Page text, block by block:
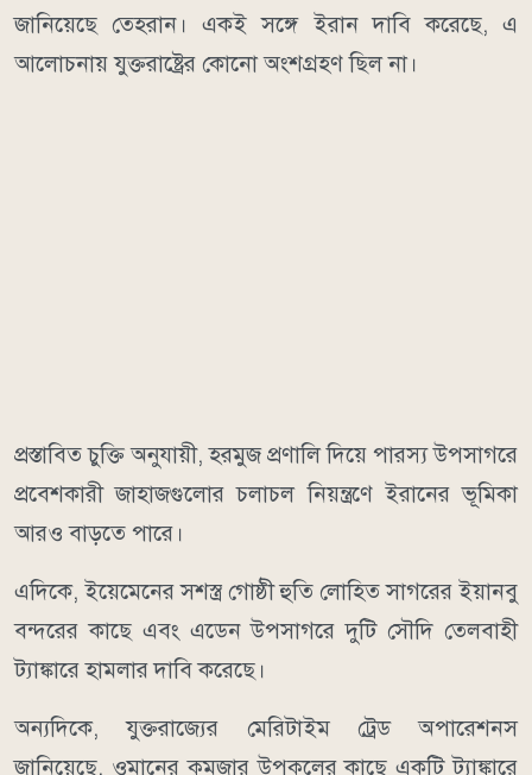
জানিয়েছে তেহরান। একই সঙ্গে ইরান দাবি করেছে, এ
আলোচনায় যুক্তরাষ্ট্রের কোনো অংশগ্রহণ ছিল না।
প্রস্তাবিত চুক্তি অনুযায়ী, হরমুজ প্রণালি দিয়ে পারস্য উপসাগরে
প্রবেশকারী জাহাজগুলোর চলাচল নিয়ন্ত্রণে ইরানের ভূমিকা
আরও বাড়তে পারে।
এদিকে, ইয়েমেনের সশস্ত্র গোষ্ঠী হুতি লোহিত সাগরের ইয়ানবু
বন্দরের কাছে এবং এডেন উপসাগরে দুটি সৌদি তেলবাহী
ট্যাঙ্কারে হামলার দাবি করেছে।
অন্যদিকে, যুক্তরাজ্যের মেরিটাইম ট্রেড অপারেশনস
জানিয়েছে, ওমানের কুমজার উপকূলের কাছে একটি ট্যাঙ্কারে